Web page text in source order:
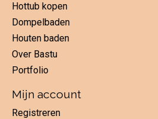
Hottub kopen
Dompelbaden
Houten baden
Over Bastu
Portfolio
Mijn account
Registreren